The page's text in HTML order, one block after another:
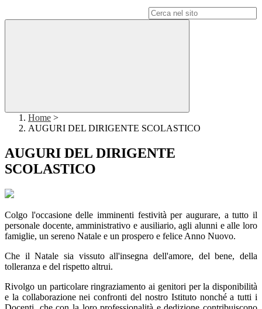
Home >
AUGURI DEL DIRIGENTE SCOLASTICO
AUGURI DEL DIRIGENTE
SCOLASTICO
Colgo l'occasione delle imminenti festività per augurare, a tutto il
personale docente, amministrativo e ausiliario, agli alunni e alle loro
famiglie, un sereno Natale e un prospero e felice Anno Nuovo.
Che il Natale sia vissuto all'insegna dell'amore, del bene, della
tolleranza e del rispetto altrui.
Rivolgo un particolare ringraziamento ai genitori per la disponibilità
e la collaborazione nei confronti del nostro Istituto nonché a tutti i